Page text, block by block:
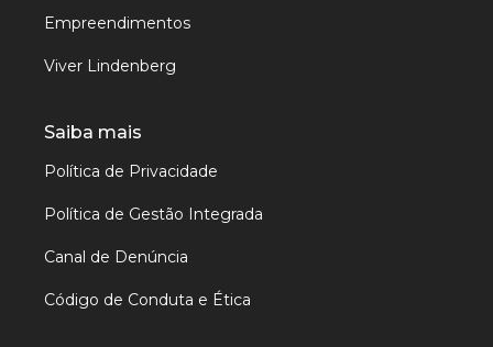
Empreendimentos
Viver Lindenberg
Saiba mais
Política de Privacidade
Política de Gestão Integrada
Canal de Denúncia
Código de Conduta e Ética